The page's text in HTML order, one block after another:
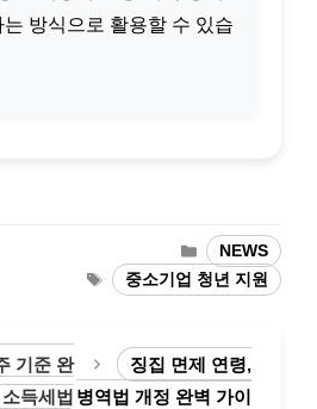
방식으로 활용할 수 있습
카
테
고
NEWS
태
그
중소기업 청년 지원
기준 완
득세법
징집 면제 연령,
병역법 개정 완벽 가이